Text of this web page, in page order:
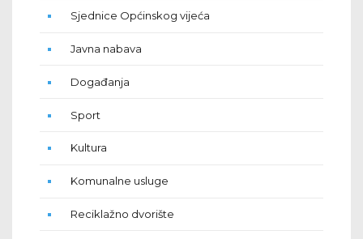
Sjednice Općinskog vijeća
Javna nabava
Događanja
Sport
Kultura
Komunalne usluge
Reciklažno dvorište